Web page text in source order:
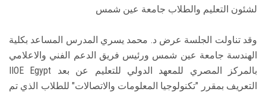
لشئون التعليم والطلاب جامعة عين شمس
وقد تناولت الجلسة عرض د. محمد يسري المدرس المساعد بكلية
الهندسة جامعة عين شمس ورئيس فريق الدعم الفني والاعلامي
بالمركز المصري للمعهد الدولي للتعليم عن بعد IIOE Egypt
التعريف بمقرر "تكنولوجيا المعلومات والاتصالات" للطلاب الذي تم